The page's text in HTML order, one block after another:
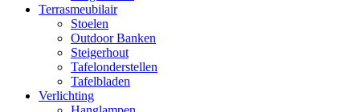
Terrasmeubilair
Stoelen
Outdoor Banken
Steigerhout
Tafelonderstellen
Tafelbladen
Verlichting